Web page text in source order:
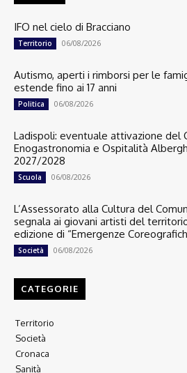
IFO nel cielo di Bracciano
Territorio 06/08/2026
Autismo, aperti i rimborsi per le
estende fino ai 17 anni
Politica 06/08/2026
Ladispoli: eventuale attivazione del
Enogastronomia e Ospitalità
2027/2028
Scuola 06/08/2026
L’Assessorato alla Cultura del
segnala ai giovani artisti del
edizione di “Emergenze
Società 06/08/2026
CATEGORIE
Territorio
Società
Cronaca
Sanità